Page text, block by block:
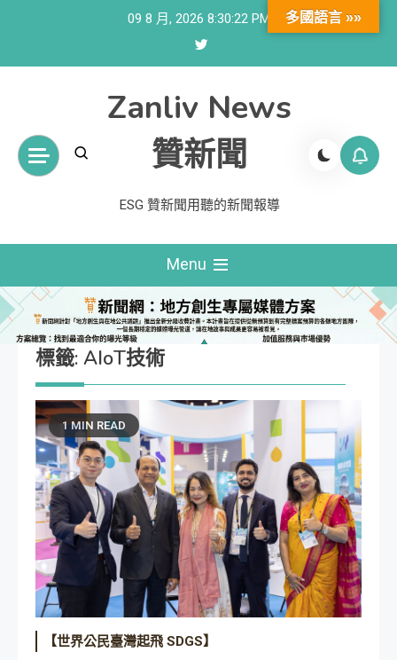
09 8 月, 2026 8:30:22 PM
Zanliv News
贊新聞
ESG 贊新聞用聽的新聞報導
Menu
標籤: AIoT技術
1 MIN READ
【世界公民臺灣起飛 SDGS】
多國語言 »»